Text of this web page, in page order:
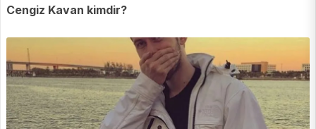
Cengiz Kavan kimdir?